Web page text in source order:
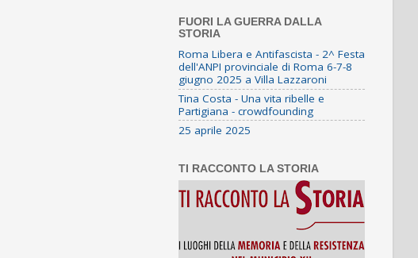
FUORI LA GUERRA DALLA
STORIA
Roma Libera e Antifascista - 2^ Festa
dell'ANPI provinciale di Roma 6-7-8
giugno 2025 a Villa Lazzaroni
Tina Costa - Una vita ribelle e
Partigiana - crowdfounding
25 aprile 2025
TI RACCONTO LA STORIA